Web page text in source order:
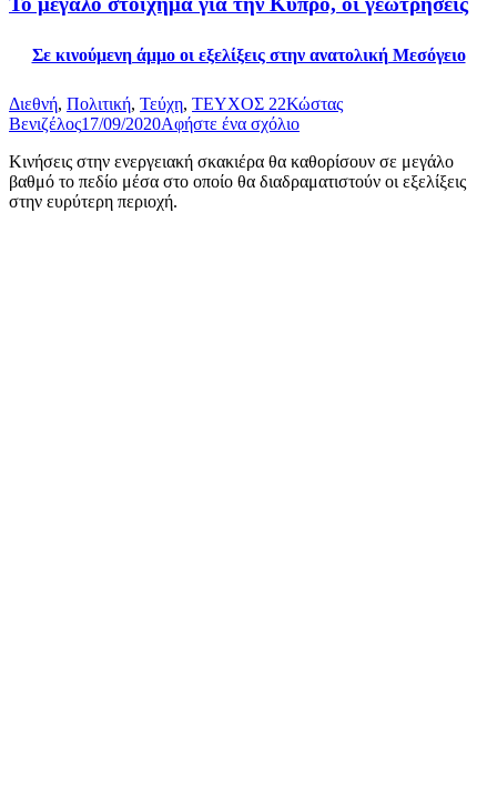
Σε κινούμενη άμμο οι εξελίξεις στην ανατολική Μεσόγειο
Διεθνή, Πολιτική, Τεύχη, ΤΕΥΧΟΣ 22Κώστας
Βενιζέλος17/09/2020Αφήστε ένα σχόλιο
Κινήσεις στην ενεργειακή σκακιέρα θα καθορίσουν σε μεγάλο
βαθμό το πεδίο μέσα στο οποίο θα διαδραματιστούν οι εξελίξεις
στην ευρύτερη περιοχή.